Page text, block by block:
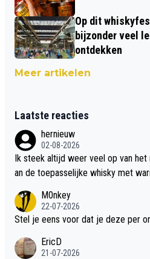
Op dit
bijzonder veel
ontdekken
Meer artikelen
Laatste reacties
hernieuw
02-08-2026
Ik steek altijd weer veel op van
an de toepasselijke whisky met
M0nkey
22-07-2026
Stel je eens voor dat je deze per
EricD
21-07-2026